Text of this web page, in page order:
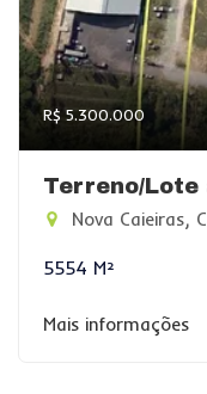
R$ 5.300.000
Terreno/Lote
Nova Caieiras,
5554 M²
Mais informações